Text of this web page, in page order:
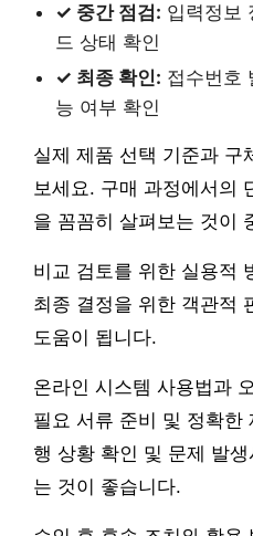
✓ 중간 점검: 입력정보
드 상태 확인
✓ 최종 확인: 접수번호
능 여부 확인
실제 제품 선택 기준과 구
보세요. 구매 과정에서의
을 꼼꼼히 살펴보는 것이
비교 검토를 위한 실용적
최종 결정을 위한 객관적
도움이 됩니다.
온라인 시스템 사용법과
필요 서류 준비 및 정확한
행 상황 확인 및 문제 발
는 것이 좋습니다.